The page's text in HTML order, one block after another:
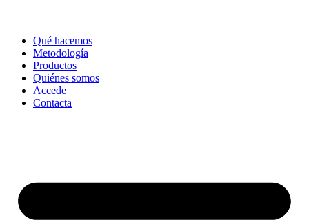
Qué hacemos
Metodología
Productos
Quiénes somos
Accede
Contacta